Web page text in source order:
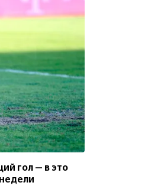
гол — в это